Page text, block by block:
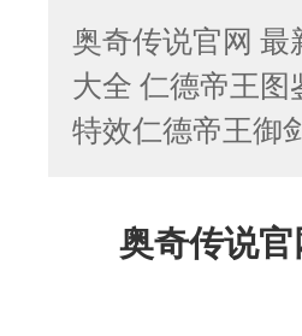
奥奇传说官网 最
大全 仁德帝王图
特效仁德帝王御
奥奇传说